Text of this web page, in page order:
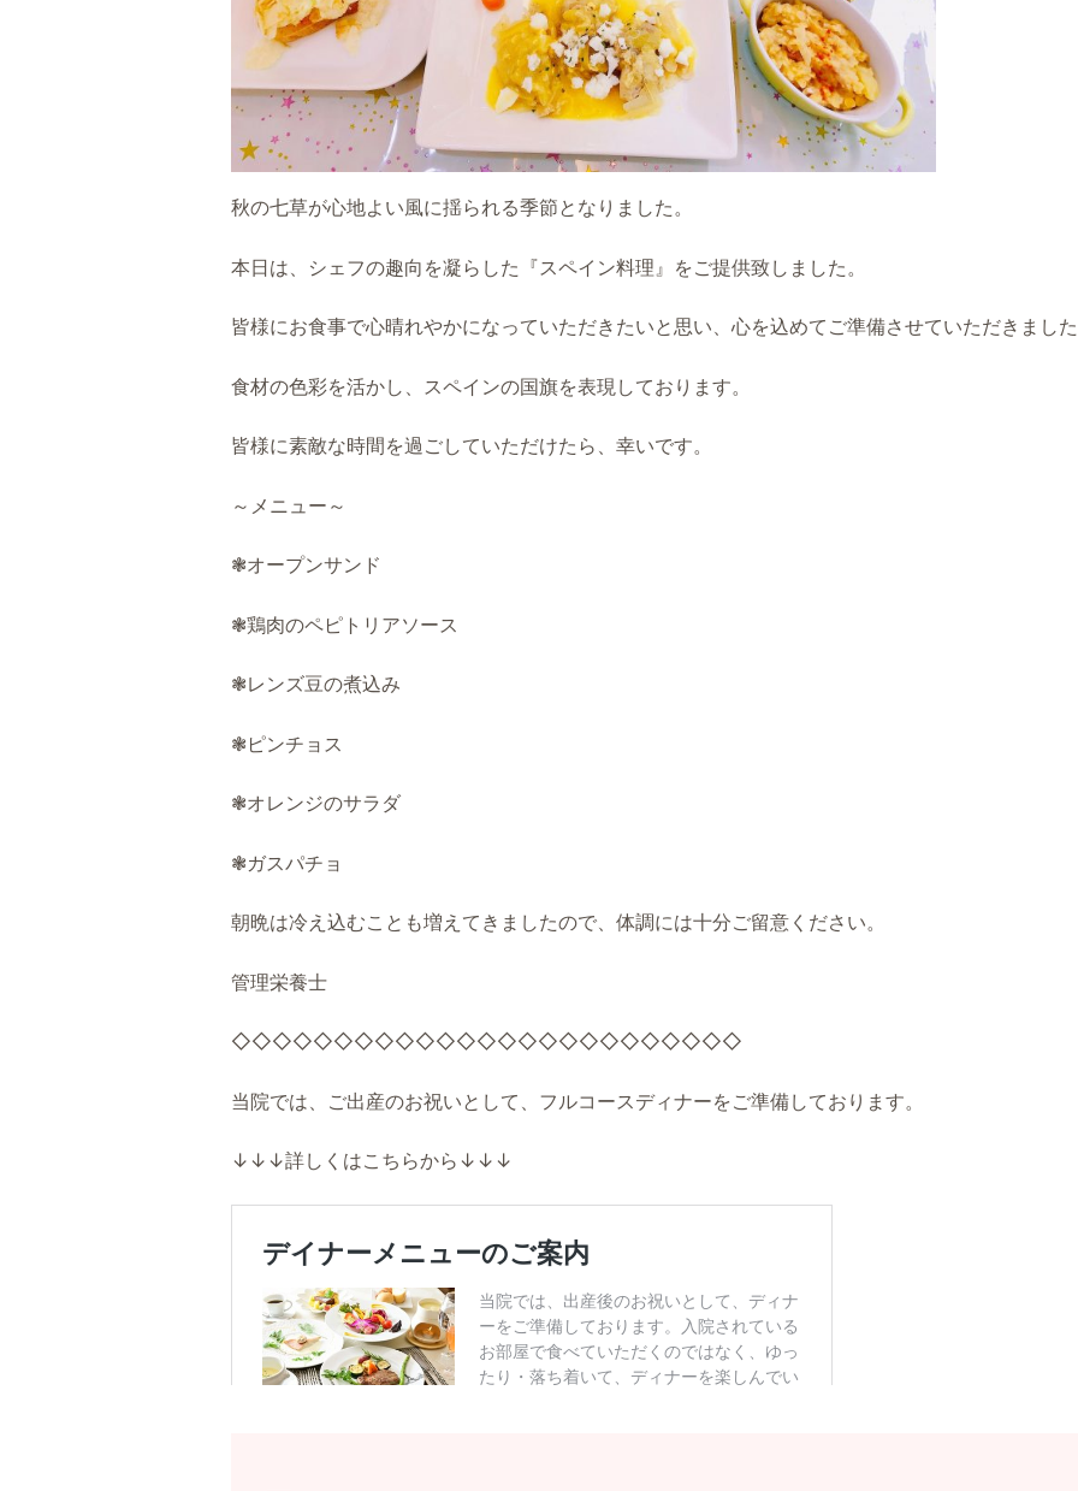
秋の七草が心地よい風に揺られる季節となりました。
本日は、シェフの趣向を凝らした『スペイン料理』をご提供致しました。
皆様にお食事で心晴れやかになっていただきたいと思い、心を込めてご準備させていただきました
食材の色彩を活かし、スペインの国旗を表現しております。
皆様に素敵な時間を過ごしていただけたら、幸いです。
～メニュー～
❃オープンサンド
❃鶏肉のペピトリアソース
❃レンズ豆の煮込み
❃ピンチョス
❃オレンジのサラダ
❃ガスパチョ
朝晩は冷え込むことも増えてきましたので、体調には十分ご留意ください。
管理栄養士
◇◇◇◇◇◇◇◇◇◇◇◇◇◇◇◇◇◇◇◇◇◇◇◇◇
当院では、ご出産のお祝いとして、フルコースディナーをご準備しております。
↓↓↓詳しくはこちらから↓↓↓